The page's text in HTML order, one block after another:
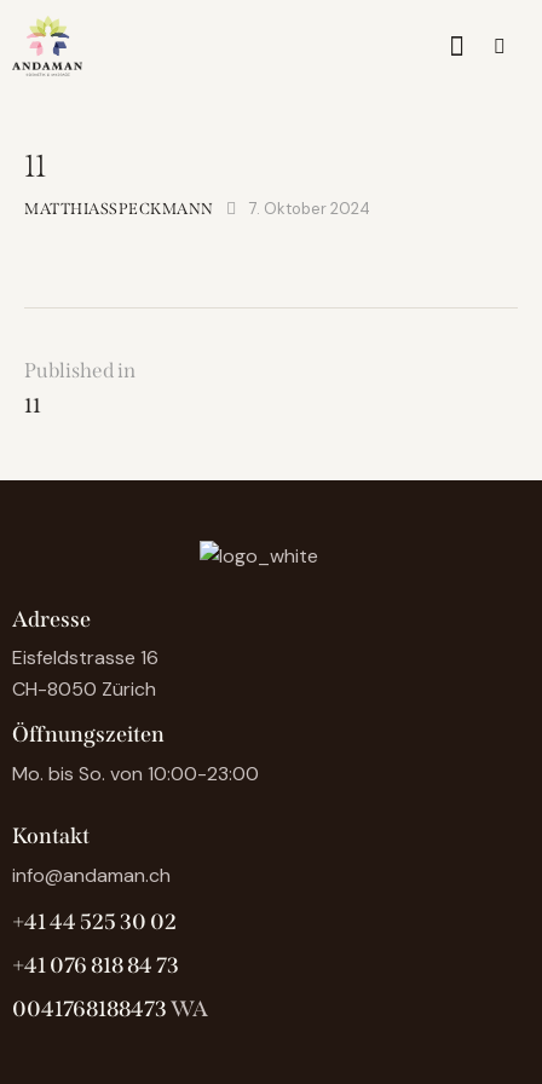
11
MATTHIASSPECKMANN 7. Oktober 2024
Published in
11
Adresse
Eisfeldstrasse 16
CH-8050 Zürich
Öffnungszeiten
Mo. bis So. von 10:00-23:00
Kontakt
info@andaman.ch
+41 44 525 30 02
+41 076 818 84 73
0041768188473WA